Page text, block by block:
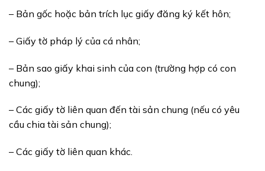
– Bản gốc hoặc bản trích lục giấy đăng ký kết hôn;
– Giấy tờ pháp lý của cá nhân;
– Bản sao giấy khai sinh của con (trường hợp có con
chung);
– Các giấy tờ liên quan đến tài sản chung (nếu có yêu
cầu chia tài sản chung);
– Các giấy tờ liên quan khác.